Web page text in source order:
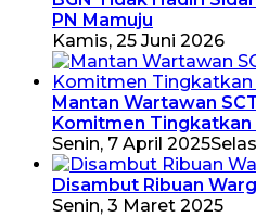
PN Mamuju
Kamis, 25 Juni 2026
Mantan Wartawan
Komitmen
Senin, 7 April 2025
Disambut Ribuan
Senin, 3 Maret 2025